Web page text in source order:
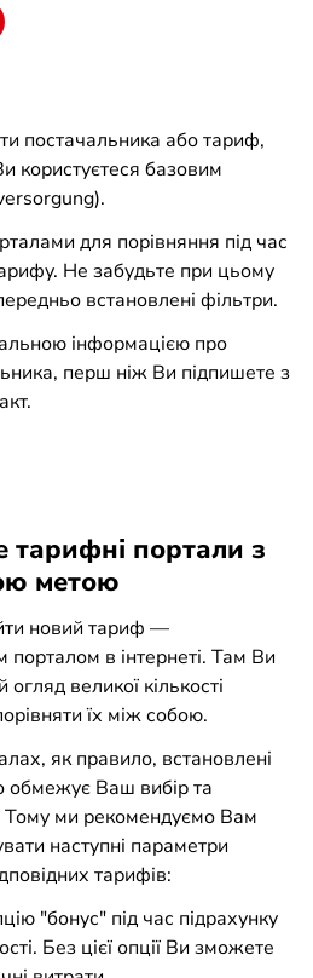
постачальника або тариф,
користуєтеся базовим
для порівняння під час
Не забудьте при цьому
встановлені фільтри.
інформацією про
перш ніж Ви підпишете з
тарифні портали з
метою
новий тариф —
в інтернеті. Там Ви
великої кількості
їх між собою.
як правило, встановлені
обмежує Ваш вибір та
Тому ми рекомендуємо Вам
наступні параметри
тарифів:
"бонус" під час підрахунку
Без цієї опції Ви зможете